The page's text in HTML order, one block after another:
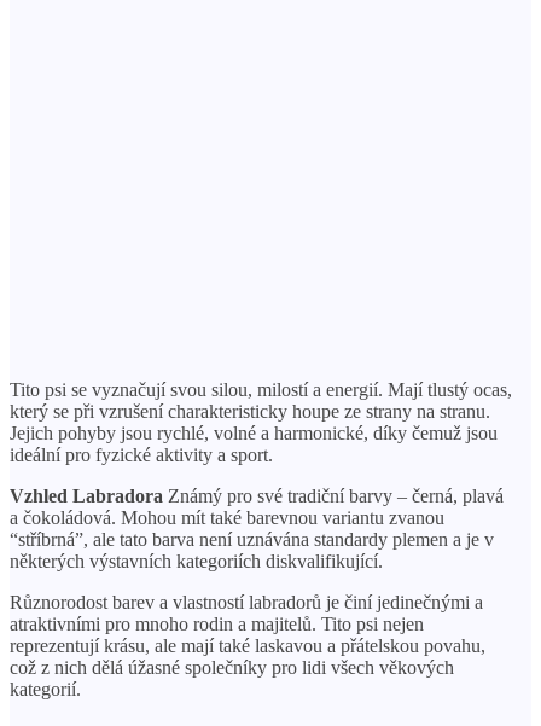
Tito psi se vyznačují svou silou, milostí a energií. Mají tlustý ocas,
který se při vzrušení charakteristicky houpe ze strany na stranu.
Jejich pohyby jsou rychlé, volné a harmonické, díky čemuž jsou
ideální pro fyzické aktivity a sport.
Vzhled Labradora Známý pro své tradiční barvy – černá, plavá
a čokoládová. Mohou mít také barevnou variantu zvanou
“stříbrná”, ale tato barva není uznávána standardy plemen a je v
některých výstavních kategoriích diskvalifikující.
Různorodost barev a vlastností labradorů je činí jedinečnými a
atraktivními pro mnoho rodin a majitelů. Tito psi nejen
reprezentují krásu, ale mají také laskavou a přátelskou povahu,
což z nich dělá úžasné společníky pro lidi všech věkových
kategorií.